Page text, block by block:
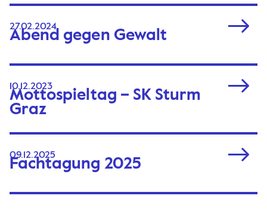
27.02.2024
Abend gegen Gewalt
10.12.2023
Mottospieltag – SK Sturm
Graz
09.12.2025
Fachtagung 2025